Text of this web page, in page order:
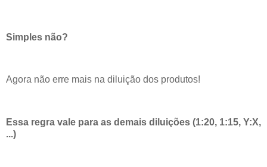
Simples não?
Agora não erre mais na diluição dos produtos!
Essa regra vale para as demais diluições (1:20, 1:15, Y:X,
...)